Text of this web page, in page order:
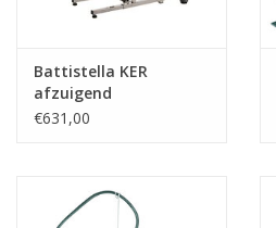
Battistella KER
afzuigend
€631,00